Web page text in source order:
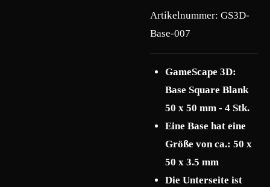
Artikelnummer: GS3D-
Base-007
GameScape 3D:
Base Square Blank
50 x 50 mm - 4 Stk.
Eine Base hat eine
Größe von ca.: 50 x
50 x 3.5 mm
Die Unterseite ist